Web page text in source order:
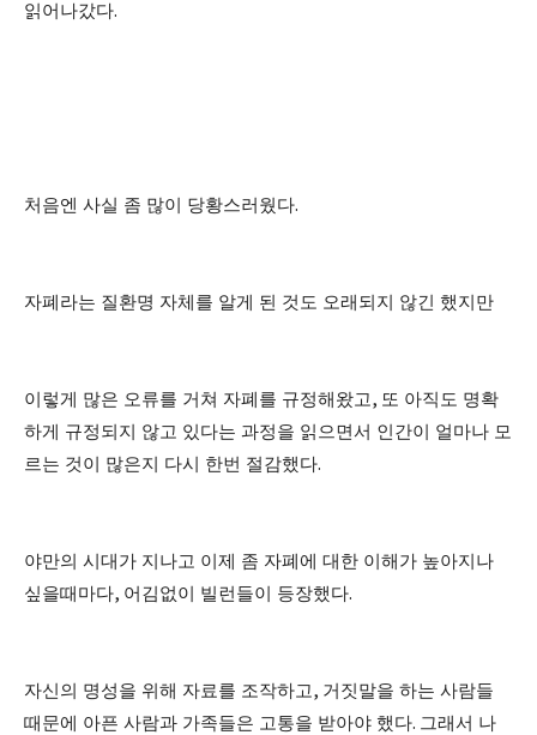
읽어나갔다.
처음엔 사실 좀 많이 당황스러웠다.
자폐라는 질환명 자체를 알게 된 것도 오래되지 않긴 했지만
이렇게 많은 오류를 거쳐 자폐를 규정해왔고, 또 아직도 명확
하게 규정되지 않고 있다는 과정을 읽으면서 인간이 얼마나 모
르는 것이 많은지 다시 한번 절감했다.
야만의 시대가 지나고 이제 좀 자폐에 대한 이해가 높아지나
싶을때마다, 어김없이 빌런들이 등장했다.
자신의 명성을 위해 자료를 조작하고, 거짓말을 하는 사람들
때문에 아픈 사람과 가족들은 고통을 받아야 했다. 그래서 나